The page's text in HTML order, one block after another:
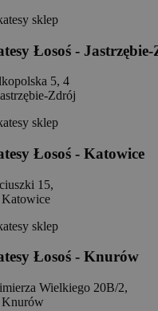
Łosoś -
5, 4
Zdrój
Łosoś - Katowice
15,
Łosoś - Knurów
Wielkiego 20B/2,
Knurów